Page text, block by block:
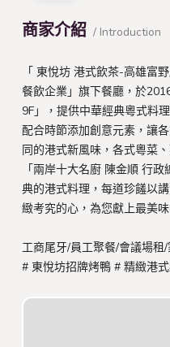
商家介紹 / Introduction
「 東悅坊 港式飲茶-高雄富
餐飲企業」旗下餐廳，於
9F」，提供中華經典粵式料
配合時節添加創意元素，讓
同的港式新風味，各式粵菜
「兩岸十大名廚 陳金順 行
典的港式料理，每道珍饈以
緻考究的心，為您獻上最美味
工商尾牙/員工聚餐/會議場租
# 東悅坊招牌烤鴨 # 精緻港